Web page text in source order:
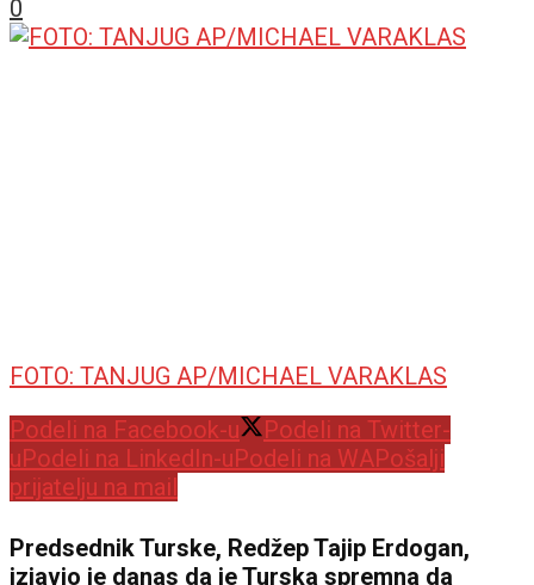
0
FOTO: TANJUG AP/MICHAEL VARAKLAS
Podeli na Facebook-u
Podeli na Twitter-
uPodeli na LinkedIn-uPodeli na WAPošalji
prijatelju na mail
Predsednik Turske, Redžep Tajip Erdogan,
izjavio je danas da je Turska spremna da